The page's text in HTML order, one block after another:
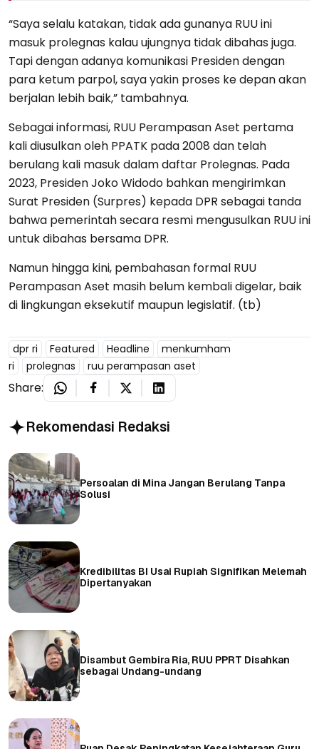
“Saya selalu katakan, tidak ada gunanya RUU ini
masuk prolegnas kalau ujungnya tidak dibahas juga.
Tapi dengan adanya komunikasi Presiden dengan
para ketum parpol, saya yakin proses ke depan akan
berjalan lebih baik,” tambahnya.
Sebagai informasi, RUU Perampasan Aset pertama
kali diusulkan oleh PPATK pada 2008 dan telah
berulang kali masuk dalam daftar Prolegnas. Pada
2023, Presiden Joko Widodo bahkan mengirimkan
Surat Presiden (Surpres) kepada DPR sebagai tanda
bahwa pemerintah secara resmi mengusulkan RUU ini
untuk dibahas bersama DPR.
Namun hingga kini, pembahasan formal RUU
Perampasan Aset masih belum kembali digelar, baik
di lingkungan eksekutif maupun legislatif. (tb)
dpr ri Featured Headline
menkumham
ri
prolegnas ruu perampasan aset
Share:
Rekomendasi Redaksi
Persoalan di Mina Jangan Berulang Tanpa
Solusi
Kredibilitas BI Usai Rupiah Signifikan Melemah
Dipertanyakan
Disambut Gembira Ria, RUU PPRT Disahkan
sebagai Undang-undang